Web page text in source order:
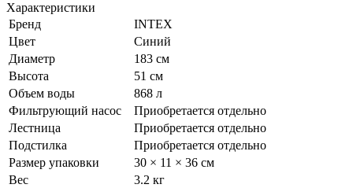
Характеристики
Бренд
INTEX
Цвет
Синий
Диаметр
183 см
Высота
51 см
Объем воды
868 л
Фильтрующий насос
Приобретается отдельно
Лестница
Приобретается отдельно
Подстилка
Приобретается отдельно
Размер упаковки
30 × 11 × 36 см
Вес
3.2 кг